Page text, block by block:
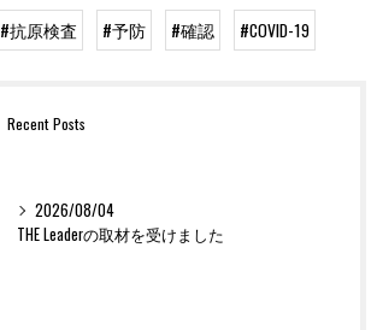
#抗原検査 #予防 #確認 #COVID-19
Recent Posts
2026/08/04
THE Leaderの取材を受けました